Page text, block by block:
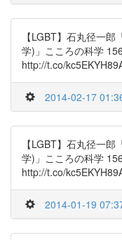
【LGBT】石丸径一
学)」こころの科学
http://t.co/
2014-02-17
【LGBT】石丸径一
学)」こころの科学
http://t.co/
2014-01-19